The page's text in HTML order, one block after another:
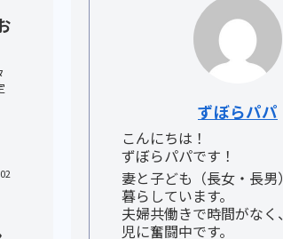
ずぼらパパ
こんにちは！
ずぼらパパです！
妻と子ども（長女・長男
暮らしています。
夫婦共働きで時間がなく
児に奮闘中です。